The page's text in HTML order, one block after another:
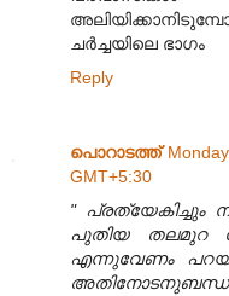
ചർച്ചയിലെ ഭാഗം
Reply
പൊറാടത്ത്
GMT+5:30
"
പുതിയ തലമുറ
എന്നുവേണം